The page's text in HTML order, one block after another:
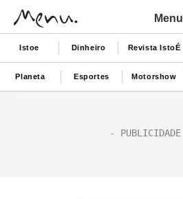
Menu
Istoe Dinheiro Revista IstoÉ
Planeta Esportes Motorshow